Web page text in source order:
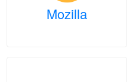
Mozilla